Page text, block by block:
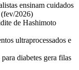
ensinam cuidados
(fev/2026)
de Hashimoto
ultraprocessados e
diabetes gera filas